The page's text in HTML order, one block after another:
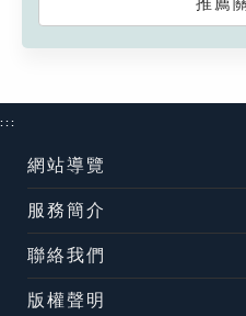
:::
網站導覽
服務簡介
聯絡我們
版權聲明